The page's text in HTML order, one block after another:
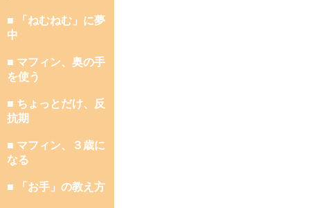
■ 「ねむねむ」に夢
中
■ マフィン、奥の手
を使う
■ ちょっとだけ、反
抗期
■ マフィン、３歳に
なる
■ 「お手」の教え方